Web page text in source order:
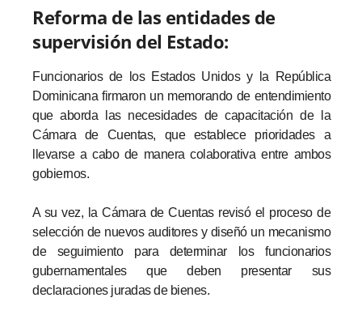
Reforma de las entidades de
supervisión del Estado:
Funcionarios de los Estados Unidos y la República
Dominicana firmaron un memorando de entendimiento
que aborda las necesidades de capacitación de la
Cámara de Cuentas, que establece prioridades a
llevarse a cabo de manera colaborativa entre ambos
gobiernos.
A su vez, la Cámara de Cuentas revisó el proceso de
selección de nuevos auditores y diseñó un mecanismo
de seguimiento para determinar los funcionarios
gubernamentales que deben presentar sus
declaraciones juradas de bienes.